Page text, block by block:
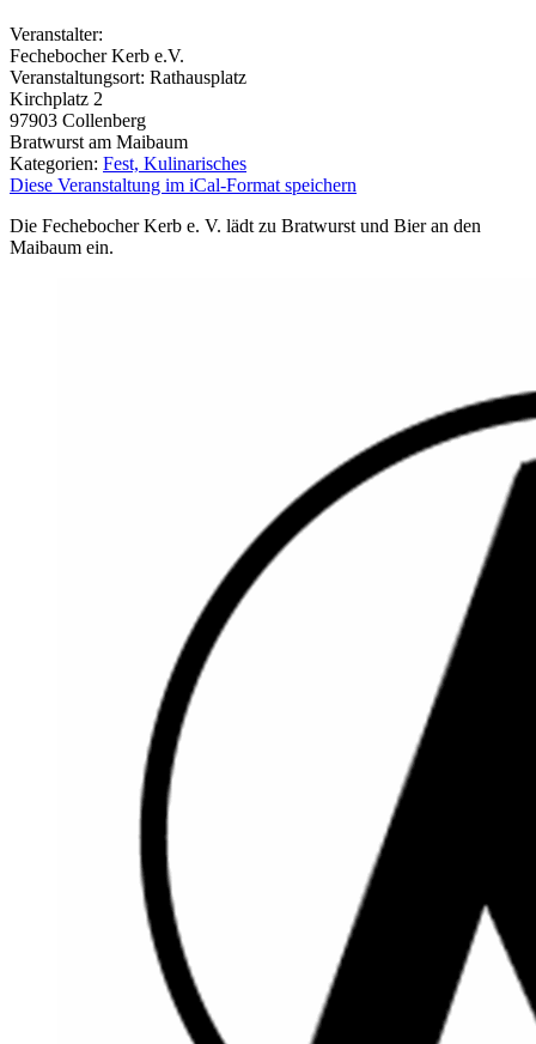
Veranstalter:
Fechebocher Kerb e.V.
Veranstaltungsort: Rathausplatz
Kirchplatz 2
97903 Collenberg
Bratwurst am Maibaum
Kategorien: Fest, Kulinarisches
Diese Veranstaltung im iCal-Format speichern
Die Fechebocher Kerb e. V. lädt zu Bratwurst und Bier an den
Maibaum ein.